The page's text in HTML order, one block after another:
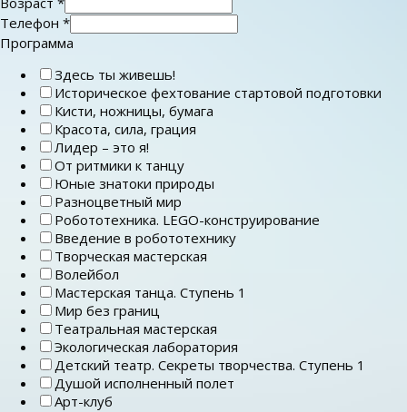
Телефон *
Программа
Здесь ты живешь!
Историческое фехтование стартовой подготовки
Кисти, ножницы, бумага
Красота, сила, грация
Лидер – это я!
От ритмики к танцу
Юные знатоки природы
Разноцветный мир
Робототехника. LEGO-конструирование
Введение в робототехнику
Творческая мастерская
Волейбол
Мастерская танца. Ступень 1
Мир без границ
Театральная мастерская
Экологическая лаборатория
Детский театр. Секреты творчества. Ступень 1
Душой исполненный полет
Арт-клуб